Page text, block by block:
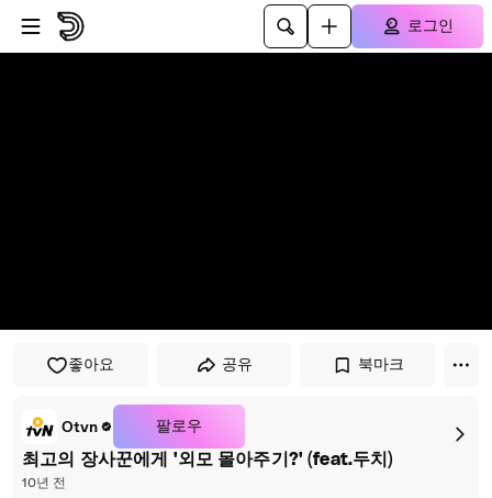
플레이어로 건너뛰기
본문으로 건너뛰기
로그인
좋아요 공유 북마크
Otvn 팔로우
최고의 장사꾼에게 '외모 몰아주기?' (feat.두치)
10년 전